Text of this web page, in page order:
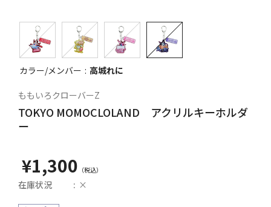
カラー/メンバー 高城れに
ももいろクローバーZ
TOKYO MOMOCLOLAND アクリルキーホルダ
ー
¥1,300
在庫状況 ×